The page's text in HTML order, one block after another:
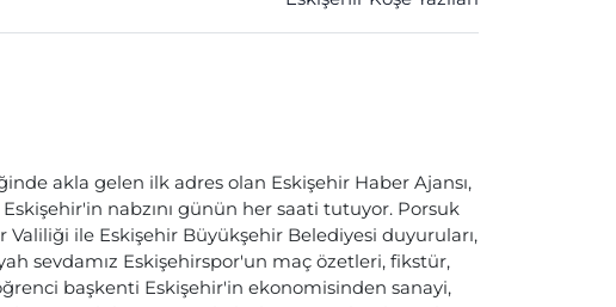
akla gelen ilk adres olan Eskişehir Haber Ajansı,
nabzını günün her saati tutuyor. Porsuk
Valiliği ile Eskişehir Büyükşehir Belediyesi duyuruları,
sevdamız Eskişehirspor'un maç özetleri, fikstür,
başkenti Eskişehir'in ekonomisinden sanayi,